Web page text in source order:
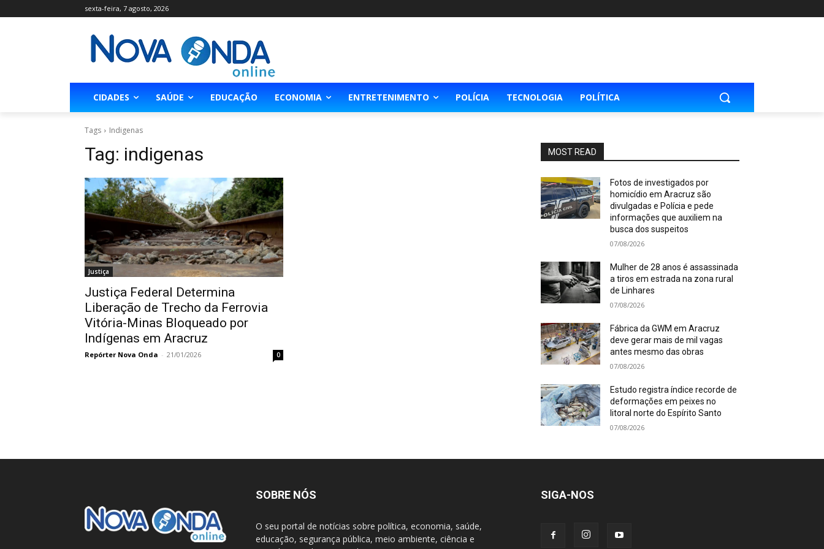
sexta-feira, 7 agosto, 2026
CIDADES SAÚDE EDUCAÇÃO ECONOMIA ENTRETENIMENTO POLÍCIA TECNOLOGIA POLÍTICA
Tags Indigenas
Tag: indigenas
Justiça
Justiça Federal Determina
Liberação de Trecho da Ferrovia
Vitória-Minas Bloqueado por
Indígenas em Aracruz
Repórter Nova Onda - 21/01/2026 0
MOST READ
Fotos de investigados por
homicídio em Aracruz são
divulgadas e Polícia e pede
informações que auxiliem na
busca dos suspeitos
07/08/2026
Mulher de 28 anos é assassinada
a tiros em estrada na zona rural
de Linhares
07/08/2026
Fábrica da GWM em Aracruz
deve gerar mais de mil vagas
antes mesmo das obras
07/08/2026
Estudo registra índice recorde de
deformações em peixes no
litoral norte do Espírito Santo
07/08/2026
SOBRE NÓS
O seu portal de notícias sobre política, economia, saúde,
educação, segurança pública, meio ambiente, ciência e
SIGA-NOS